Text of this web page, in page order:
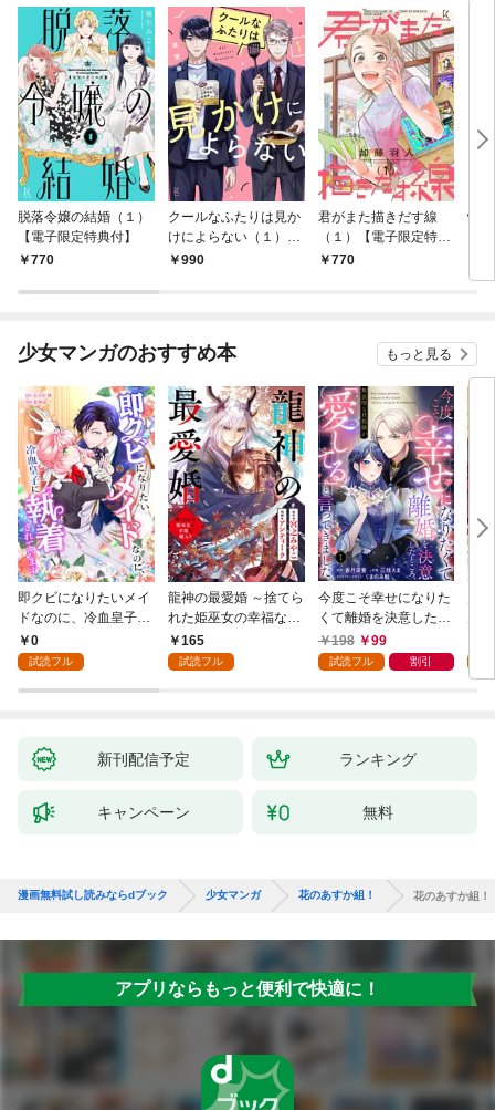
脱落令嬢の結婚（１）
【電子限定特典付】
770
クールなふたりは見か
けによらない（１）
【電子限定特典付】
990
君がまた描きだす線
（１）【電子限定特典
付】770
情
少女マンガのおすすめ本 もっと見る
即クビになりたいメイ
ドなのに、冷血皇子に
執着されています第1
話
0
試読フル
龍神の最愛婚 ～捨てら
れた姫巫女の幸福な嫁
入り～: 1
165
試読フル
今度こそ幸せになりた
くて離婚を決意したと
ころ、無表情な旦那様
が「愛してる」と言っ
198 99
試読フル 割引
新刊配信予定 ランキング
キャンペーン 無料
漫画無料試し読みならdブック 少女マンガ 花のあすか組！ 花のあすか組
アプリならもっと便利で快適に！